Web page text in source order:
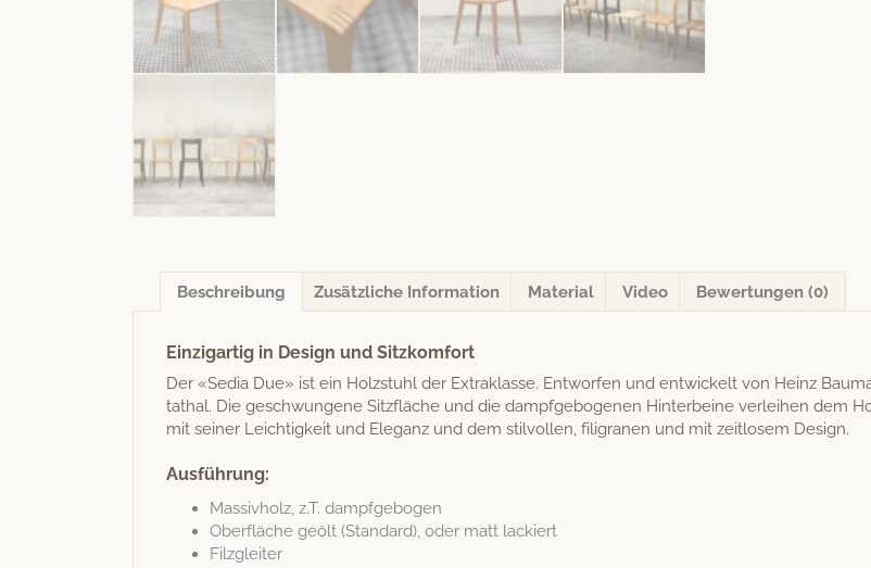
Beschreibung Zusätzliche Information Material Video Bewertungen (0)
Einzigartig in Design und Sitzkomfort
Der «Sedia Due» ist ein Holzs­tuhl der Extrak­lasse. Ent­wor­fen und entwick­elt von Heinz
tathal. Die geschwun­gene Sitzfläche und die dampfge­bo­ge­nen Hin­ter­beine ver­lei­hen dem
mit sein­er Leichtigkeit und Ele­ganz und dem stil­vollen, fil­igra­nen und mit zeit­losem Design.
Ausführung:
Mas­sivholz, z.T. dampfgebogen
Ober­fläche geölt (Stan­dard), oder matt lackiert
Filz­gleit­er